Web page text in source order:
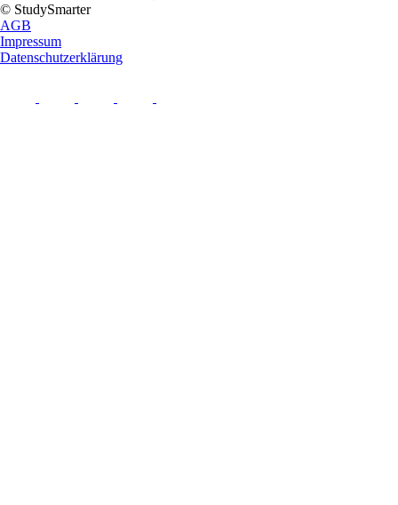
© StudySmarter
AGB
Impressum
Datenschutzerklärung